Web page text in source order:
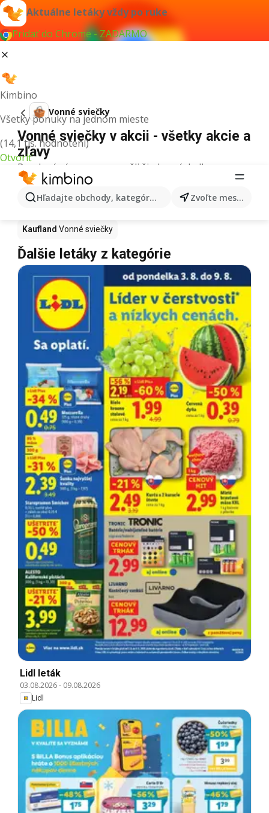
Aktuálne letáky vždy po ruke
Pridať do Chrome - ZADARMO
Kimbino
Všetky ponuky na jednom mieste
(14,1 tis. hodnotení)
Otvoriť
Hľadajte obchody, kategórie, produkty... Zvoľte mesto
Vonné sviečky
Vonné sviečky v akcii - všetky akcie a
zľavy
Pre daný výraz sme nenašli žiadne výsledky.
Vonné sviečky v akcii - Kde kúpiť?
Tesco Vonné sviečky Vonné sviečky
Kaufland Vonné sviečky
Ďalšie letáky z kategórie
Lidl leták
03.08.2026- 09.08.2026
Lidl